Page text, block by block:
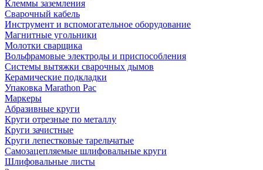
Клеммы заземления
Сварочный кабель
Инструмент и вспомогательное оборудование
Магнитные угольники
Молотки сварщика
Вольфрамовые электроды и приспособления
Системы вытяжки сварочных дымов
Керамические подкладки
Упаковка Marathon Pac
Маркеры
Абразивные круги
Круги отрезные по металлу
Круги зачистные
Круги лепестковые тарельчатые
Самозацепляемые шлифовальные круги
Шлифовальные листы